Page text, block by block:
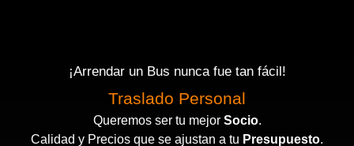
¡Arrendar un Bus nunca fue tan fácil!
Traslado Personal
Queremos ser tu mejor Socio.
Calidad y Precios que se ajustan a tu Presupuesto.